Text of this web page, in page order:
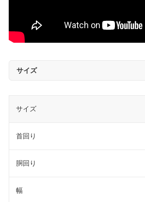
サイズ
サイズ
首回り
胴回り
幅